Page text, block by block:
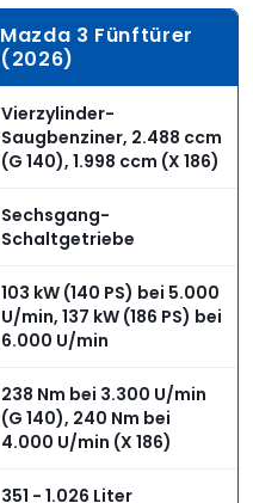
Mazda 3 Fünftürer
(2026)
Vierzylinder-
Saugbenziner, 2.488 ccm
(G 140), 1.998 ccm (X 186)
Sechsgang-
Schaltgetriebe
103 kW (140 PS) bei 5.000
U/min, 137 kW (186 PS) bei
6.000 U/min
238 Nm bei 3.300 U/min
(G 140), 240 Nm bei
4.000 U/min (X 186)
351 - 1.026 Liter